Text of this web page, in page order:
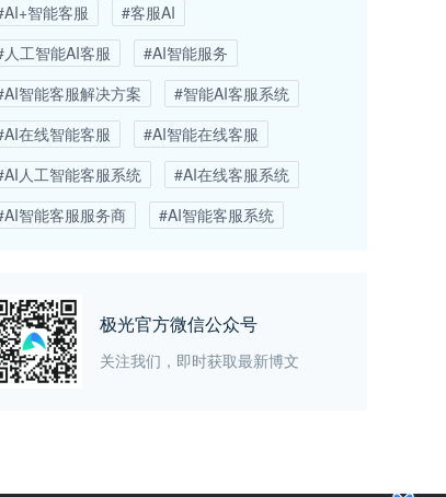
智能客服
#客服AI
人工智能AI客服
#AI智能服务
智能客服解决方案
#智能AI客服系统
在线智能客服
#AI智能在线客服
人工智能客服系统
#AI在线客服系统
智能客服服务商
#AI智能客服系统
极光官方微信公众号
关注我们，即时获取最新博文